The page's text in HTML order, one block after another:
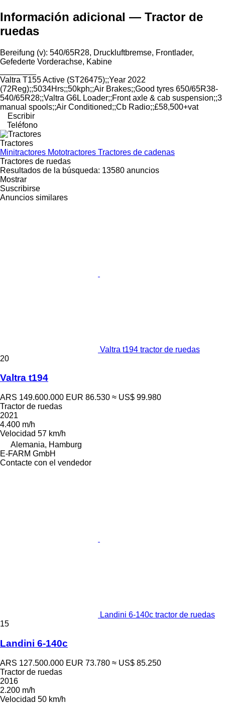
Información adicional — Tractor de
ruedas
Bereifung ​​​​​​​​​‌‌​​​​‌​​​​​​​​​‌‌‌​‌​‌​​​​​​​​​‌‌‌​‌​​​​​​​​​​​‌‌​‌‌‌‌​​​​​​​​​‌‌​‌‌​​​​​​​​​​​‌‌​‌​​‌​​​​​​​​​‌‌​‌‌‌​​​​​​​​​​‌‌​​‌​‌(v): 540/65R28, Druckluftbremse, Frontlader,
Gefederte Vorderachse, Kabine
Valtra T155 Active (ST26475);;Year 2022
(72Reg);;5034Hrs;;50kph;;Air Brakes;;Good tyres 650/65R38-
540/65R28;;Valtra G6L Loader;;Front axle & cab suspension;;3
manual spools;;Air Conditioned;;Cb Radio;;£58,500+vat
Escribir
Teléfono
Tractores
Minitractores Mototractores Tractores de cadenas
Tractores de ruedas
Resultados de la búsqueda: 13580 anuncios
Mostrar
Suscribirse
Anuncios similares
Valtra t194 tractor de ruedas
20
Valtra t194
ARS 149.600.000 EUR 86.530 ≈ US$ 99.980
Tractor de ruedas
2021
4.400 m/h
Velocidad 57 km/h
Alemania, Hamburg
E-FARM GmbH
Contacte con el vendedor
Landini 6-140c tractor de ruedas
15
Landini 6-140c
ARS 127.500.000 EUR 73.780 ≈ US$ 85.250
Tractor de ruedas
2016
2.200 m/h
Velocidad 50 km/h